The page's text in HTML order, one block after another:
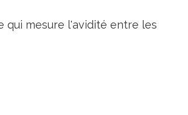
qui mesure l'avidité entre les